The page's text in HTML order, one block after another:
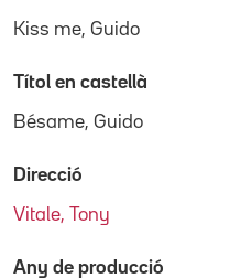
Kiss me, Guido
Títol en castellà
Bésame, Guido
Direcció
Vitale, Tony
Any de producció